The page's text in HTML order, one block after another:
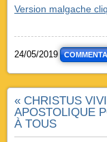
Version malgache
24/05/2019
« CHRISTUS
APOSTOLIQUE
À TOUS